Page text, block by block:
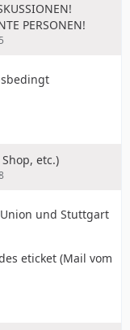
PERSONEN!
etc.)
und Stuttgart
eticket (Mail vom